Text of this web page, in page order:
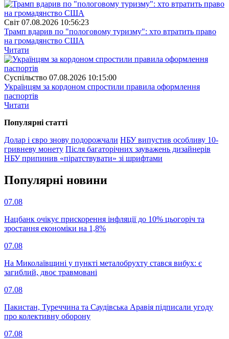
Свiт 07.08.2026 10:56:23
Трамп вдарив по "пологовому туризму": хто втратить право
на громадянство США
Читати
Суспiльство 07.08.2026 10:15:00
Українцям за кордоном спростили правила оформлення
паспортів
Читати
Популярнi статтi
Долар і євро знову подорожчали НБУ випустив особливу 10-
гривневу монету Після багаторічних зауважень дизайнерів
НБУ припинив «піратствувати» зі шрифтами
Популярнi новини
07.08
Нацбанк очікує прискорення інфляції до 10% цьогоріч та
зростання економіки на 1,8%
07.08
На Миколаївщині у пункті металобрухту стався вибух: є
загиблий, двоє травмовані
07.08
Пакистан, Туреччина та Саудівська Аравія підписали угоду
про колективну оборону
07.08